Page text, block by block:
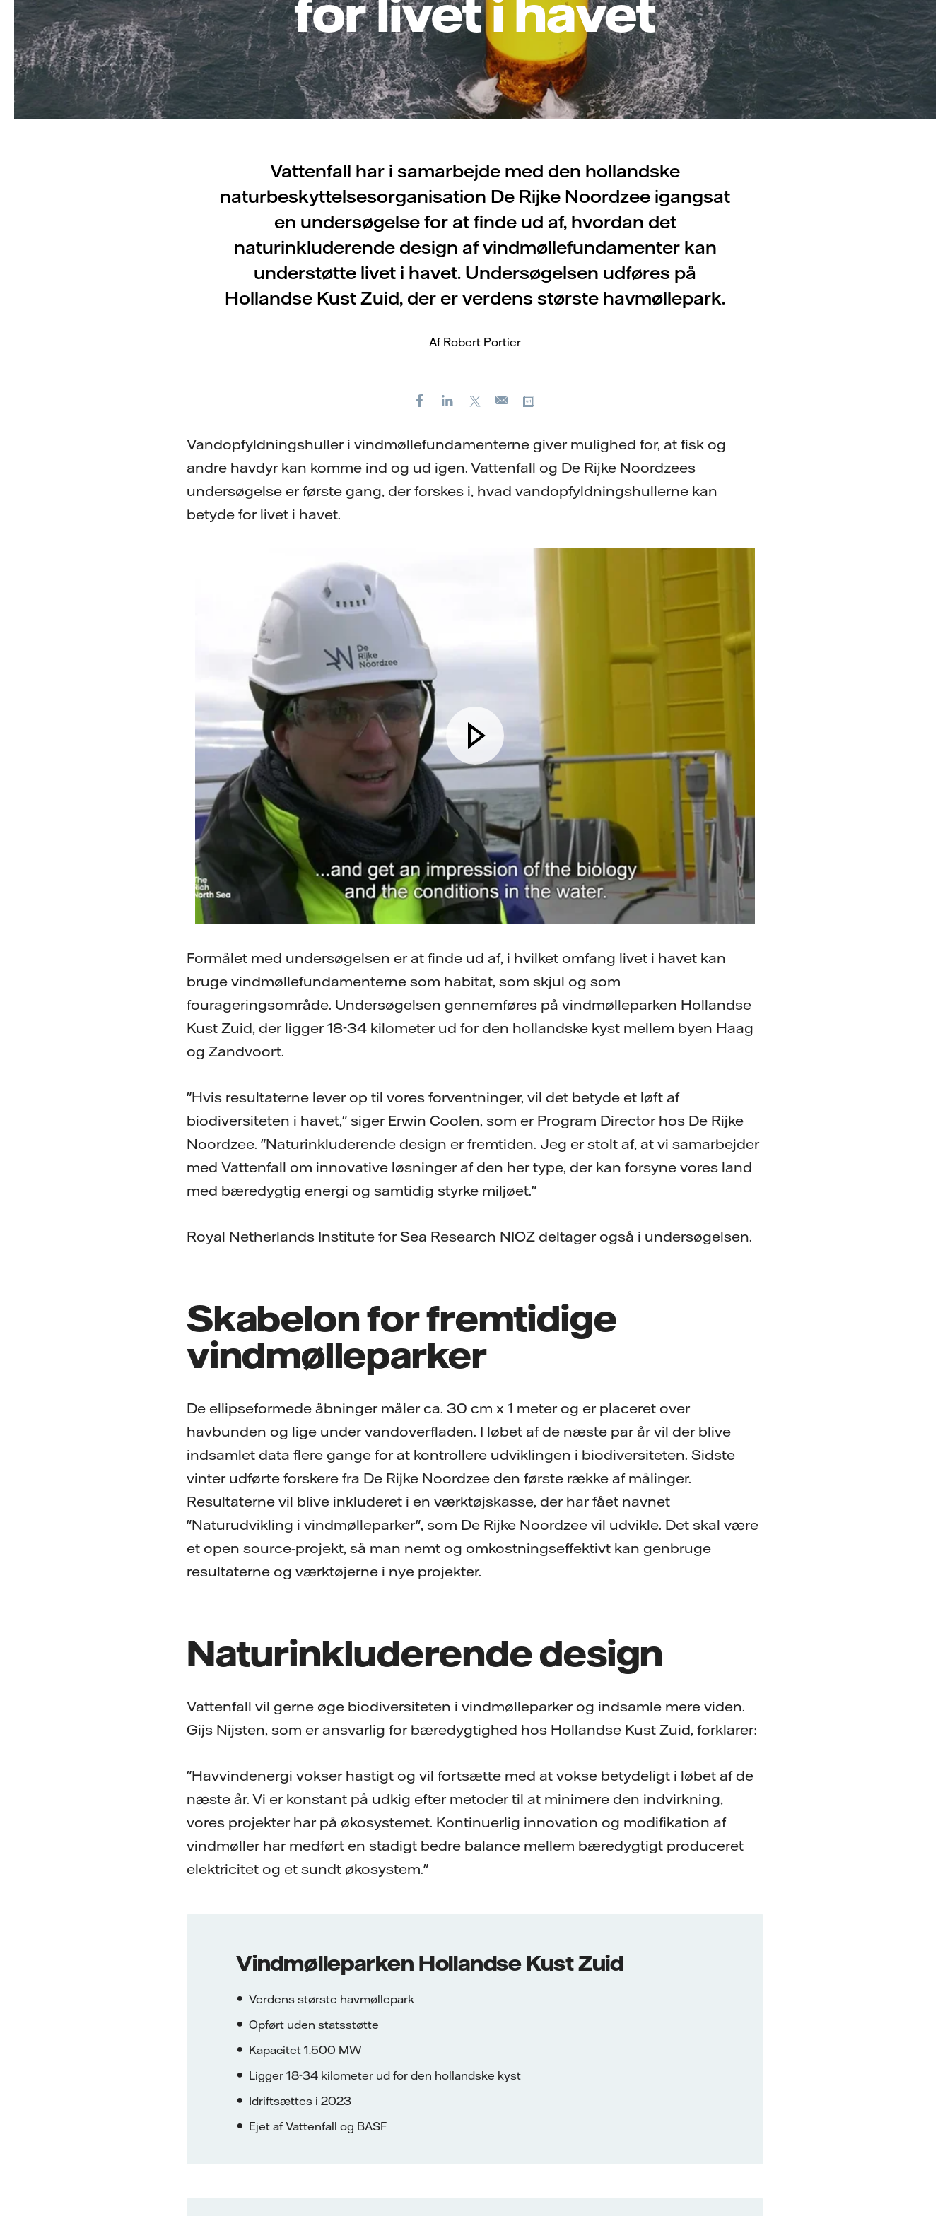
Vattenfall har i samarbejde med den hollandske
naturbeskyttelsesorganisation De Rijke Noordzee igangsat
en undersøgelse for at finde ud af, hvordan det
naturinkluderende design af vindmøllefundamenter kan
understøtte livet i havet. Undersøgelsen udføres på
Hollandse Kust Zuid, der er verdens største havmøllepark.
Af Robert Portier
FacebookLinkedIn
X
E-
Vandopfyldningshuller i vindmøllefundamenterne giver mulighed for, at fisk og
andre havdyr kan komme ind og ud igen. Vattenfall og De Rijke Noordzees
undersøgelse er første gang, der forskes i, hvad vandopfyldningshullerne kan
betyde for livet i havet.
Formålet med undersøgelsen er at finde ud af, i hvilket omfang livet i havet kan
bruge vindmøllefundamenterne som habitat, som skjul og som
fourageringsområde. Undersøgelsen gennemføres på vindmølleparken Hollandse
Kust Zuid, der ligger 18-34 kilometer ud for den hollandske kyst mellem byen Haag
og Zandvoort.
"Hvis resultaterne lever op til vores forventninger, vil det betyde et løft af
biodiversiteten i havet," siger Erwin Coolen, som er Program Director hos De Rijke
Noordzee. "Naturinkluderende design er fremtiden. Jeg er stolt af, at vi samarbejder
med Vattenfall om innovative løsninger af den her type, der kan forsyne vores land
med bæredygtig energi og samtidig styrke miljøet."
Royal Netherlands Institute for Sea Research NIOZ deltager også i undersøgelsen.
Skabelon for fremtidige
vindmølleparker
De ellipseformede åbninger måler ca. 30 cm x 1 meter og er placeret over
havbunden og lige under vandoverfladen. I løbet af de næste par år vil der blive
indsamlet data flere gange for at kontrollere udviklingen i biodiversiteten. Sidste
vinter udførte forskere fra De Rijke Noordzee den første række af målinger.
Resultaterne vil blive inkluderet i en værktøjskasse, der har fået navnet
"Naturudvikling i vindmølleparker", som De Rijke Noordzee vil udvikle. Det skal være
et open source-projekt, så man nemt og omkostningseffektivt kan genbruge
resultaterne og værktøjerne i nye projekter.
Naturinkluderende design
Vattenfall vil gerne øge biodiversiteten i vindmølleparker og indsamle mere viden.
Gijs Nijsten, som er ansvarlig for bæredygtighed hos Hollandse Kust Zuid, forklarer:
"Havvindenergi vokser hastigt og vil fortsætte med at vokse betydeligt i løbet af de
næste år. Vi er konstant på udkig efter metoder til at minimere den indvirkning,
vores projekter har på økosystemet. Kontinuerlig innovation og modifikation af
vindmøller har medført en stadigt bedre balance mellem bæredygtigt produceret
elektricitet og et sundt økosystem."
Vindmølleparken Hollandse Kust Zuid
Verdens største havmøllepark
Opført uden statsstøtte
Kapacitet 1.500 MW
Ligger 18-34 kilometer ud for den hollandske kyst
Idriftsættes i 2023
Ejet af Vattenfall og BASF